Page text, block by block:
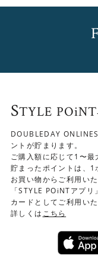
＞＞ご配送料金・
ずお読みください)
生産国
イギリ
ク）
材質
エルム
画像
F
STYLE POiNT
DOUBLEDAY
ントが貯まります。
ご購入額に応じて1〜最
貯まったポイントは、
お買い物からご利用いた
「STYLE POiNTアプ
カードとしてご利用いた
詳しくは こちら